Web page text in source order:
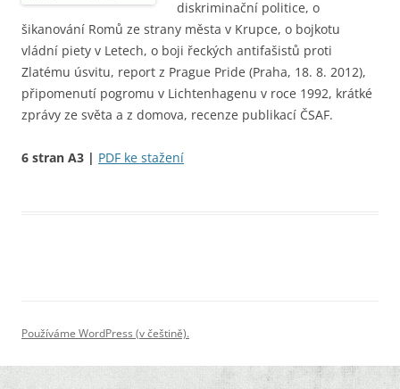
diskriminační politice, o
šikanování Romů ze strany města v Krupce, o bojkotu
vládní piety v Letech, o boji řeckých antifašistů proti
Zlatému úsvitu, report z Prague Pride (Praha, 18. 8. 2012),
připomenutí pogromu v Lichtenhagenu v roce 1992, krátké
zprávy ze světa a z domova, recenze publikací ČSAF.
6 stran A3 | PDF ke stažení
Používáme WordPress (v češtině).